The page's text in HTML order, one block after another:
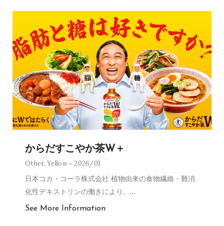
からだすこやか茶W＋
Other,Yellow 2026/01
日本コカ・コーラ株式会社 植物由来の食物繊維・難消
化性デキストリンの働きにより、 …
See More Information